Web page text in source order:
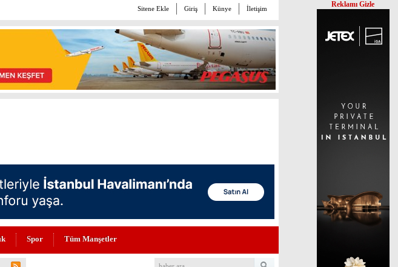
Sitene Ekle Giriş Künye İletişim
Spor Tüm Manşetler
Reklamı Gizle